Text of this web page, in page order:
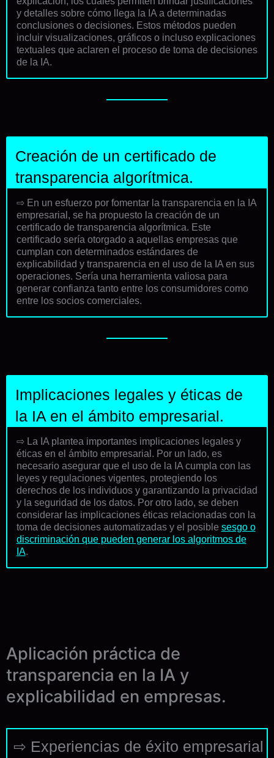
y detalles sobre cómo llega la IA a determinadas
conclusiones o decisiones. Estos métodos pueden
incluir visualizaciones, gráficos o incluso explicaciones
textuales que aclaren el proceso de toma de decisiones
de la IA.
Creación de un certificado de
transparencia algorítmica.
⇨ En un esfuerzo por fomentar la transparencia en la IA
empresarial, se ha propuesto la creación de un
certificado de transparencia algorítmica. Este
certificado sería otorgado a aquellas empresas que
cumplan con determinados estándares de
explicabilidad y transparencia en el uso de la IA en sus
operaciones. Sería una herramienta valiosa para
generar confianza tanto entre los consumidores como
entre los socios comerciales.
Implicaciones legales y éticas de
la IA en el ámbito empresarial.
⇨ La IA plantea importantes implicaciones legales y
éticas en el ámbito empresarial. Por un lado, es
necesario asegurar que el uso de la IA cumpla con las
leyes y regulaciones vigentes, protegiendo los
derechos de los individuos y garantizando la privacidad
y la seguridad de los datos. Por otro lado, se deben
considerar las implicaciones éticas relacionadas con la
toma de decisiones automatizadas y el posible sesgo o
discriminación que pueden generar los algoritmos de
IA.
Aplicación práctica de
transparencia en la IA y
explicabilidad en empresas.
⇨ Experiencias de éxito empresarial